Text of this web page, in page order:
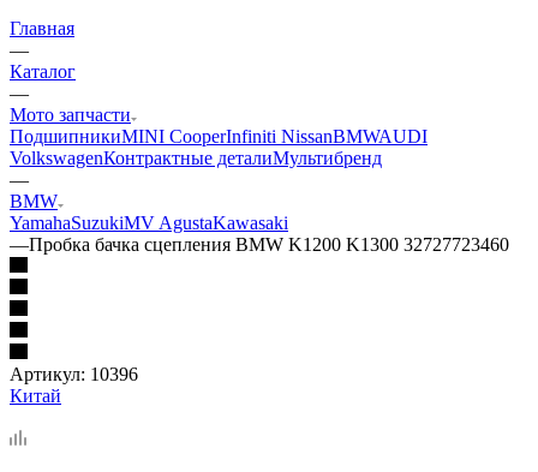
Главная
—
Каталог
—
Мото запчасти
ПодшипникиMINI CooperInfiniti NissanBMWAUDI
VolkswagenКонтрактные деталиМультибренд
—
BMW
YamahaSuzukiMV AgustaKawasaki
—Пробка бачка сцепления BMW K1200 K1300 32727723460
Артикул: 10396
Китай